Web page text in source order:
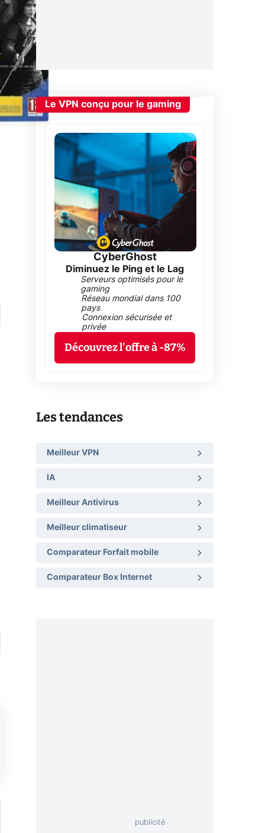
Le VPN conçu pour le gaming
CyberGhost
Diminuez le Ping et le Lag
Serveurs optimisés pour le
gaming
Réseau mondial dans 100
pays
Connexion sécurisée et
privée
Découvrez l'offre à -87%
Les tendances
Meilleur VPN
IA
Meilleur Antivirus
Meilleur climatiseur
Comparateur Forfait mobile
Comparateur Box Internet